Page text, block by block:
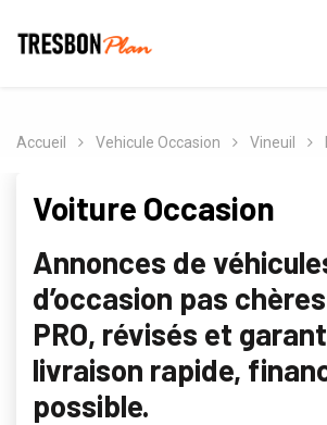
Accueil Vehicule Occasion Vineuil
Voiture Occasion
Annonces de
d’occasion pas
PRO, révisés et
livraison rapide,
possible.